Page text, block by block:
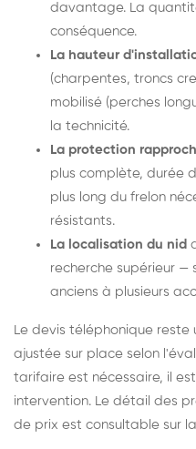
davantage. La
conséquence.
La hauteur
(charpentes, troncs
mobilisé (perches
la technicité.
La protection
plus complète, durée
plus long du frelon
résistants.
La localisation du nid
recherche supérieur —
anciens à plusieurs
Le devis téléphonique
ajustée sur place selon
tarifaire est nécessaire, il
intervention. Le détail des
de prix est consultable sur la